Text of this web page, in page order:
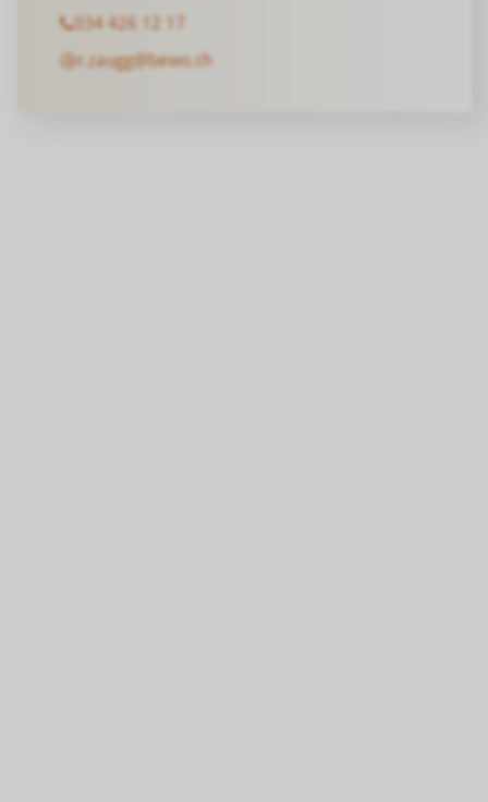
034 426 12 17
r.zaugg@bewo.ch